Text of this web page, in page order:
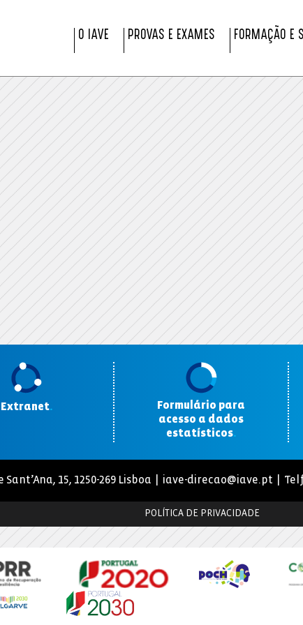
O IAVE PROVAS E EXAMES FORMAÇÃO E
Extranet.
Formulário para
acesso a dados
estatísticos.
15, 1250-269 Lisboa | iave-direcao@iave.pt |
POLÍTICA DE PRIVACIDADE